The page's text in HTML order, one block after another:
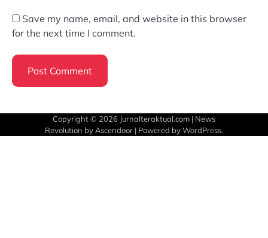
Save my name, email, and website in this browser
for the next time I comment.
Copyright © 2026 Jurnalteraktual.com | News
Revolution byAscendoor | Powered byWordPress.